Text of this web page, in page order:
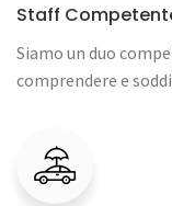
Staff
Siamo un duo
comprendere e